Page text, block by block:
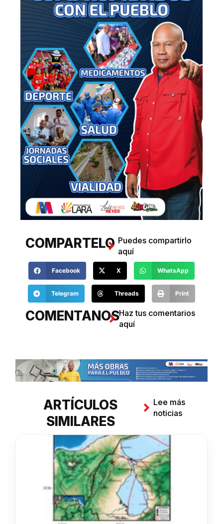
COMPARTELO Puedes compartirlo
aquí
Facebook X WhatsApp
Telegram Threads Print
COMENTANOSHaz tus comentarios
aquí
ARTÍCULOS
SIMILARES
Lee más
noticias